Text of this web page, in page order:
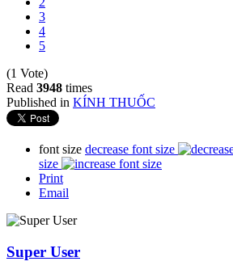
3
4
5
(1 Vote)
Read 3948 times
Published in KÍNH THUỐC
font size decrease font size
size
Print
Email
Super User